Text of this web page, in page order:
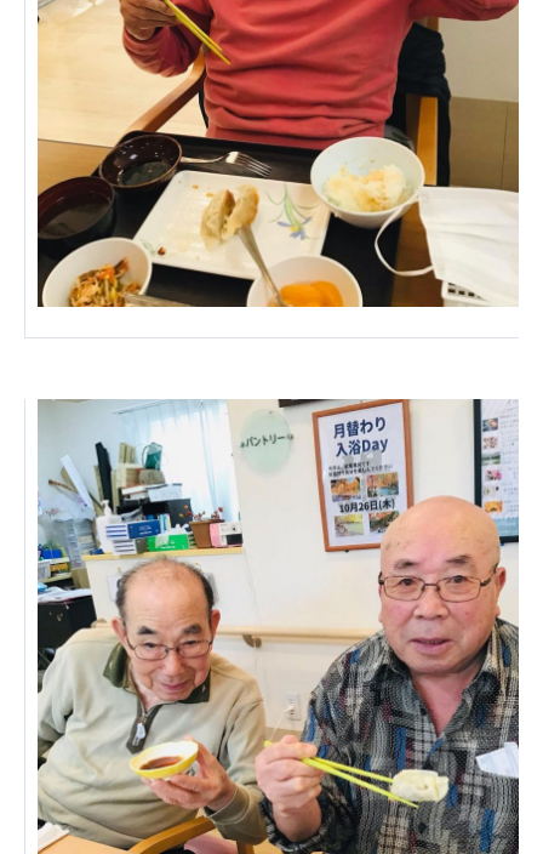
Medicare Lead Japan
株式会社日本医科学研究所
特定非営利活動法人共生フォーラム
一般社団法人フードラボジャパン
特定非営利活動法人日本医療福祉機構
株式会社アメックファーマシー
株式会社エネクト 株式会社 G.com R＆M
海外グループ会社
美迪克（上海）商务咨询有限公司
共生（大連）商務諮詢有限公司
台灣善合股份有限公司
Angkor-Japan Friendship International
Hospital
クヴィアン小学校・カンボジア日本友好共生クヴ
ィアン中学校
カンボジア日本友好技術教育センター
NGO共生の家
G-COM JOINT STOCK COMPANY
海外子会社・合弁会社
瀋陽長者会
上海介護施設